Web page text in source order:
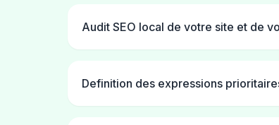
Audit SEO local de votre site et de
Definition des expressions